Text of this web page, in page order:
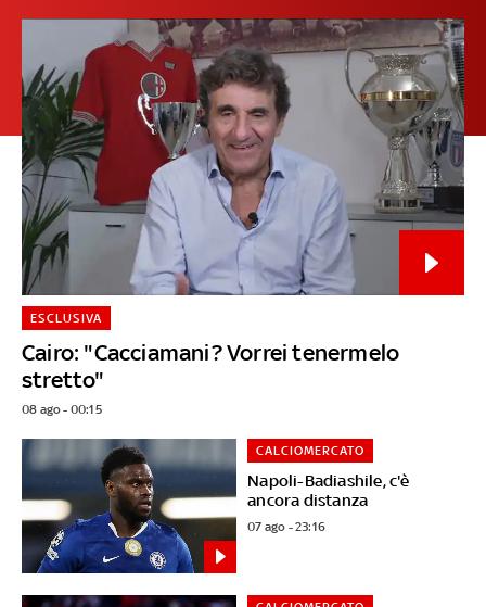
Cairo: "Cacciamani? Vorrei tenermelo
stretto"
ESCLUSIVA
08 ago - 00:15
Napoli-Badiashile, c'è
ancora distanza
CALCIOMERCATO
07 ago - 23:16